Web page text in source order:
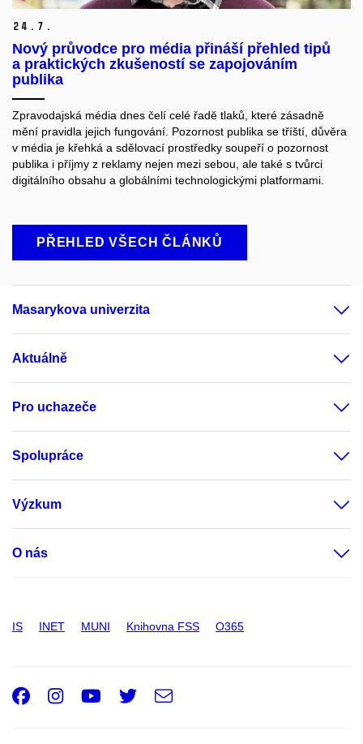
24. 7.
Nový průvodce pro média přináší přehled tipů
a praktických zkušeností se zapojováním
publika
Zpravodajská média dnes čelí celé řadě tlaků, které zásadně
mění pravidla jejich fungování. Pozornost publika se tříští, důvěra
v média je křehká a sdělovací prostředky soupeří o pozornost
publika i příjmy z reklamy nejen mezi sebou, ale také s tvůrci
digitálního obsahu a globálními technologickými platformami.
PŘEHLED VŠECH ČLÁNKŮ
Masarykova univerzita
Aktuálně
Pro uchazeče
Spolupráce
Výzkum
O nás
IS INET MUNI Knihovna FSS O365
Facebook
Instagram
Youtube
Twitter
e-